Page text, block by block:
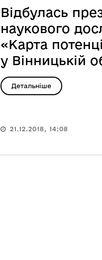
Відбулась
наукового
«Карта
у Вінницькій
Детальніше
21.12.2018, 14:08